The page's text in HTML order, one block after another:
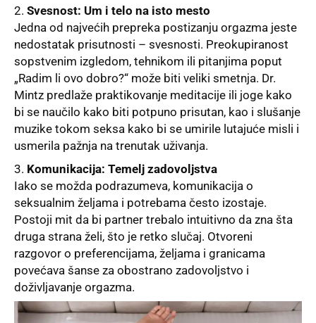
Svesnost: Um i telo na isto mesto
Jedna od najvećih prepreka postizanju orgazma jeste
nedostatak prisutnosti – svesnosti. Preokupiranost
sopstvenim izgledom, tehnikom ili pitanjima poput
„Radim li ovo dobro?“ može biti veliki smetnja. Dr.
Mintz predlaže praktikovanje meditacije ili joge kako
bi se naučilo kako biti potpuno prisutan, kao i slušanje
muzike tokom seksa kako bi se umirile lutajuće misli i
usmerila pažnja na trenutak uživanja.
Komunikacija: Temelj zadovoljstva
Iako se možda podrazumeva, komunikacija o
seksualnim željama i potrebama često izostaje.
Postoji mit da bi partner trebalo intuitivno da zna šta
druga strana želi, što je retko slučaj. Otvoreni
razgovor o preferencijama, željama i granicama
povećava šanse za obostrano zadovoljstvo i
doživljavanje orgazma.